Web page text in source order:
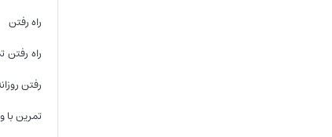
راه رفتن
راه
رفتن روزانه عادت
تمرین با